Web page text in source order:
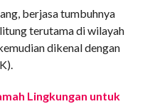
berjasa tumbuhnya
terutama di wilayah
dikenal dengan
Lingkungan untuk